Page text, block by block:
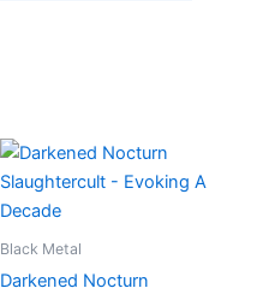
Black Metal
Darkened Nocturn